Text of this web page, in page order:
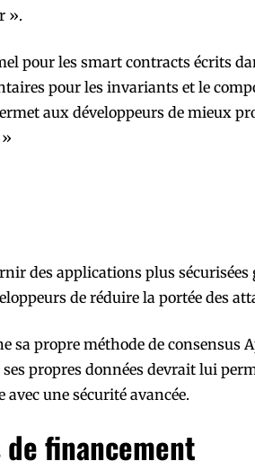
».
pour les smart contracts écrits
pour les invariants et le
aux développeurs de mieux
des applications plus sécurisées
de réduire la portée des
propre méthode de consensus
propres données devrait lui
avec une sécurité avancée.
financement